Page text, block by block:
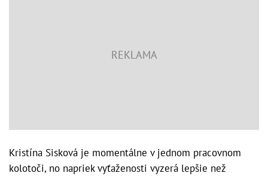
Kristína Sisková je momentálne v jednom pracovnom
kolotoči, no napriek vyťaženosti vyzerá lepšie než